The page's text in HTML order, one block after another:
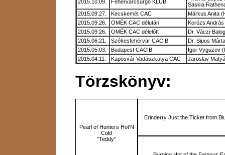
2015.10.09. Fehérvárcsurgó KLUB
Saskia
2015.09.27.
Kecskemét CAC
Márkus Anita
2015.09.26.
OMÉK CAC délután
Korózs
2015.09.26.
OMÉK CAC délelőtt
Dr. Váczi-
2015.06.21.
Székesfehérvár CACIB
Dr. Sipos
2015.05.03.
Budapest CACIB
Igor Vyguzov
2015.04.11.
Kaposvár Vadászkutya CAC Jaroslav
Törzskönyv:
Pearl of Hunters Hot'N
Cold
"Teddy"
Erinderry Just the Ticket from